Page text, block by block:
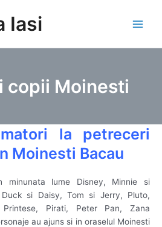
Iasi
copii Moinesti
la petreceri
Moinesti Bacau
minunata lume Disney, Minnie si
si Daisy, Tom si Jerry, Pluto,
Printese, Pirati, Peter Pan, Zana
au ajuns si in oraselul Moinesti